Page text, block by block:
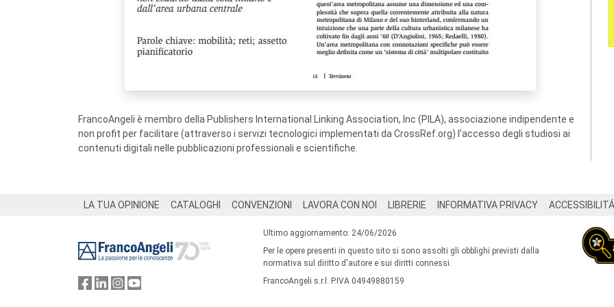
FrancoAngeli è membro della Publishers International Linking Association, Inc (PILA), associazione indipendente e
non profit per facilitare (attraverso i servizi tecnologici implementati da CrossRef.org) l’accesso degli studiosi ai
contenuti digitali nelle pubblicazioni professionali e scientifiche.
LA TUA OPINIONE CATALOGHI CONVENZIONI LAVORA CON NOI LIBRERIE INFORMATIVA PRIVACY ACCESSIBILITÁ
Ultimo aggiornamento: 24/06/2026
Per le opere presenti in questo sito si sono assolti gli obblighi previsti dalla
normativa sul diritto d'autore e sui diritti connessi.
FrancoAngeli s.r.l. P.IVA 04949880159